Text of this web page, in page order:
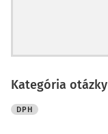
Kategória otázky
DPH